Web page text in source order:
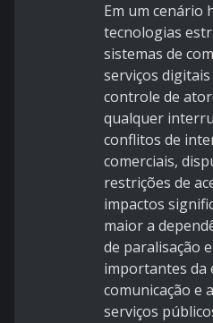
Em um cenário
tecnologias
sistemas de
serviços
controle de
qualquer
conflitos de
comerciais,
restrições de
impactos
maior a
de paralisação
importantes da
comunicação e
serviços